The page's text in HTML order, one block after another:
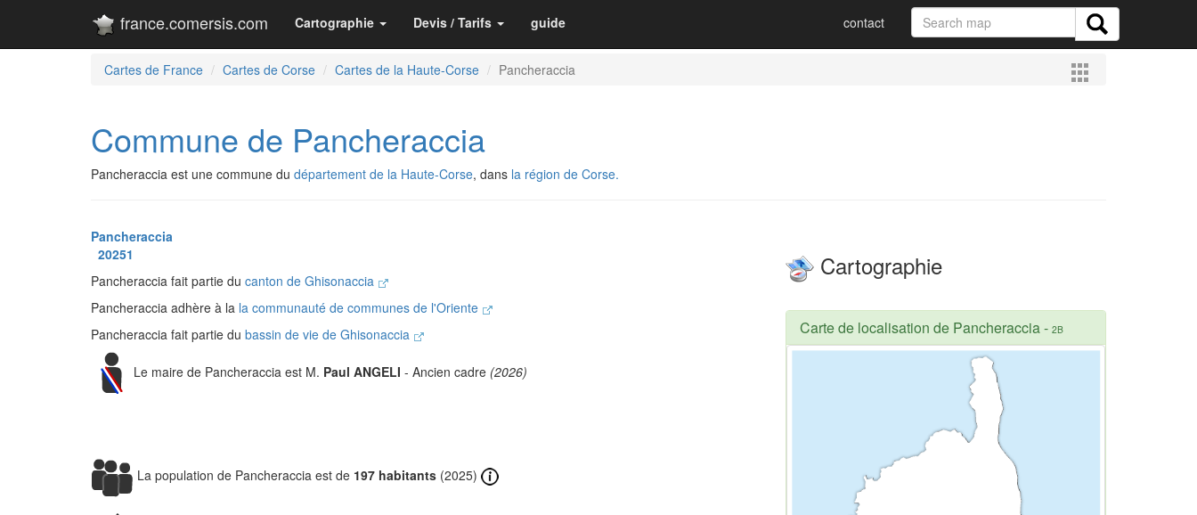
france.comersis.com Cartographie Devis / Tarifs guide contact
Cartes de France Cartes de Corse Cartes de la Haute-Corse Pancheraccia
Commune de Pancheraccia
Pancheraccia est une commune du département de la Haute-Corse, dans la région de Corse.
Pancheraccia
20251
Pancheraccia fait partie du canton de Ghisonaccia
Pancheraccia adhère à la la communauté de communes de l'Oriente
Pancheraccia fait partie du bassin de vie de Ghisonaccia
Le maire de Pancheraccia est M. Paul ANGELI - Ancien cadre (2026)
La population de Pancheraccia est de 197 habitants (2025)
Cartographie
Carte de localisation de Pancheraccia- 2B